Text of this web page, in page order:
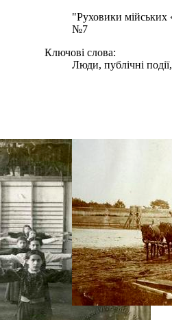
"Руховики мійських
№7
Ключові слова:
Люди, публічні